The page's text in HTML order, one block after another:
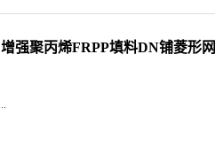
强聚丙烯FRPP填料DN铺菱形网